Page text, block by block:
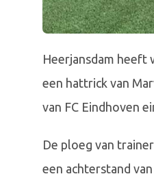
Heerjansdam heeft
een hattrick van
van FC Eindhoven
De ploeg van
een achterstand